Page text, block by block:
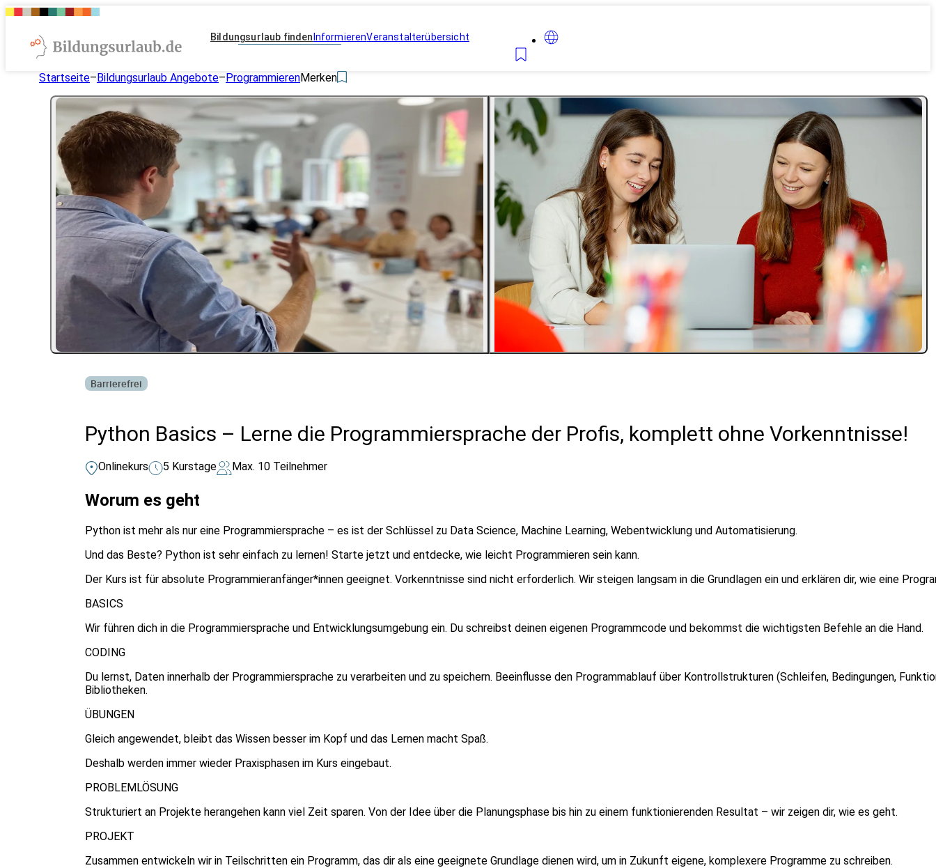
Bildungsurlaub finden InformierenVeranstalterübersicht
Startseite–Bildungsurlaub Angebote–ProgrammierenMerken
Barrierefrei
Python Basics – Lerne die Programmiersprache der Profis, komplett ohne Vorkenntnisse!
Onlinekurs 5 Kurstage Max. 10 Teilnehmer
Worum es geht
Python ist mehr als nur eine Programmiersprache – es ist der Schlüssel zu Data Science, Machine Learning, Webentwicklung und Automatisierung.
Und das Beste? Python ist sehr einfach zu lernen! Starte jetzt und entdecke, wie leicht Programmieren sein kann.
Der Kurs ist für absolute Programmieranfänger*innen geeignet. Vorkenntnisse sind nicht erforderlich. Wir steigen langsam in die Grundlagen ein und erklären dir, wie eine
BASICS
Wir führen dich in die Programmiersprache und Entwicklungsumgebung ein. Du schreibst deinen eigenen Programmcode und bekommst die wichtigsten Befehle an die Hand.
CODING
Du lernst, Daten innerhalb der Programmiersprache zu verarbeiten und zu speichern. Beeinflusse den Programmablauf über Kontrollstrukturen (Schleifen, Bedingungen,
Bibliotheken.
ÜBUNGEN
Gleich angewendet, bleibt das Wissen besser im Kopf und das Lernen macht Spaß.
Deshalb werden immer wieder Praxisphasen im Kurs eingebaut.
PROBLEMLÖSUNG
Strukturiert an Projekte herangehen kann viel Zeit sparen. Von der Idee über die Planungsphase bis hin zu einem funktionierenden Resultat – wir zeigen dir, wie es geht.
PROJEKT
Zusammen entwickeln wir in Teilschritten ein Programm, das dir als eine geeignete Grundlage dienen wird, um in Zukunft eigene, komplexere Programme zu schreiben.